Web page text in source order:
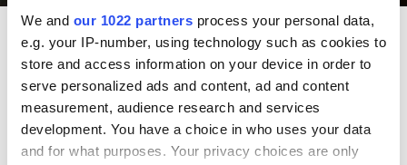
We and our 1022 partners process your personal data,
e.g. your IP-number, using technology such as cookies to
store and access information on your device in order to
serve personalized ads and content, ad and content
measurement, audience research and services
development. You have a choice in who uses your data
and for what purposes. Your privacy choices are only
Hilfreiche Navigation: Der Dacia Spring verliert zwar schnell Strom und
Reichweite, aber das Navigationssystem hilft bei der Suche nach der nächsten
Stromquelle.
Auf dem Weg zu dieser Ladestation geriet ich in eine
Sackgasse, ich musste zwei grosse Kreisel durchfahren
und eine lange Brücke überqueren – aber die Ladeanzeige
lag immer noch bei sechs Prozent, was für 15 Kilometer